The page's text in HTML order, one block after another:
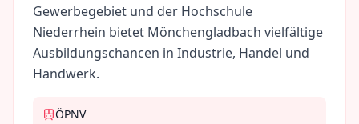
Gewerbegebiet und der Hochschule
Niederrhein bietet Mönchengladbach vielfältige
Ausbildungschancen in Industrie, Handel und
Handwerk.
ÖPNV